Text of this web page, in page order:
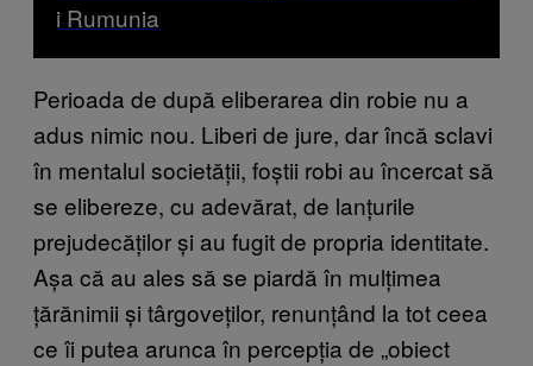
i Rumunia
Perioada de după eliberarea din robie nu a
adus nimic nou. Liberi de jure, dar încă sclavi
în mentalul societății, foștii robi au încercat să
se elibereze, cu adevărat, de lanțurile
prejudecăților și au fugit de propria identitate.
Așa că au ales să se piardă în mulțimea
țărănimii și târgoveților, renunțând la tot ceea
ce îi putea arunca în percepția de „obiect